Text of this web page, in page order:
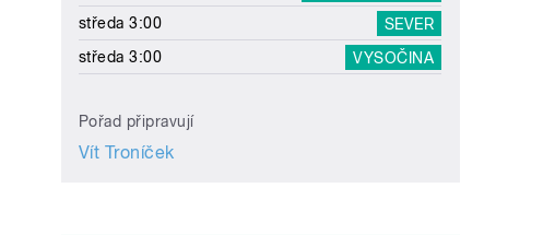
středa 3:00
SEVER
středa 3:00
VYSOČINA
Pořad připravují
Vít Troníček